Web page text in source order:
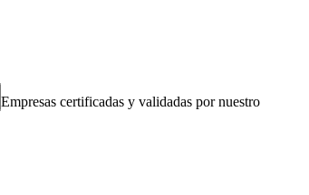
Empresas certificadas y validadas por nuestro